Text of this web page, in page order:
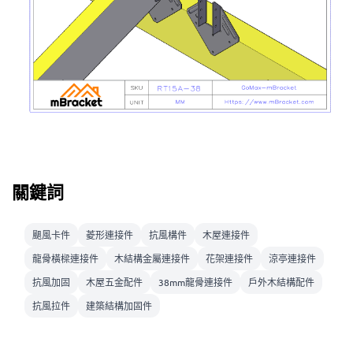
關鍵詞
颶風卡件 菱形連接件 抗風構件
木屋連接件
龍骨橫樑連接件
木結構金屬連接件 花架連接件
涼亭連接件
抗風加固
木屋五金配件 38mm龍骨連接件
戶外木結構配件
抗風拉件
建築結構加固件